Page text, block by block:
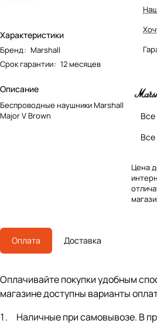
Характеристики
Бренд: Marshall
Срок гарантии: 12 месяцев
Описание
Беспроводные наушники Marshall
Major V Brown
Все
Все
Цена
Оплата Доставка
Оплачивайте покупки удобным
магазине доступны варианты
Наличные при самовывозе. В